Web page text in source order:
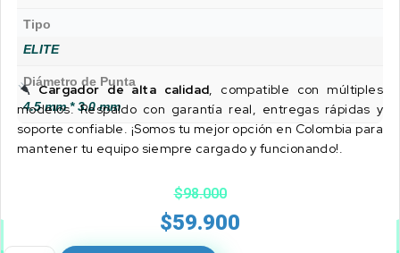
Tipo
ELITE
Diámetro de Punta
4.5 mm * 3.0 mm
Cargador de alta calidad, compatible con múltiples
modelos. Respaldo con garantía real, entregas rápidas y
soporte confiable. ¡Somos tu mejor opción en Colombia para
mantener tu equipo siempre cargado y funcionando!.
$98.000
$59.900